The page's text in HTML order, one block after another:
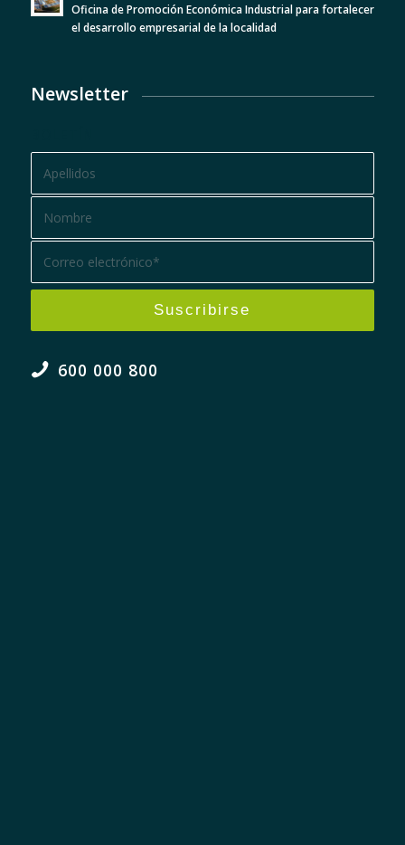
Oficina de Promoción Económica Industrial para fortalecer
el desarrollo empresarial de la localidad
Newsletter
600 000 800